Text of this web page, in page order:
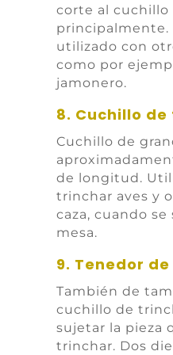
corte al cuchillo
principalmente.
utilizado con
como por
jamonero.
8. Cuchillo
Cuchillo de
de longitud.
trinchar aves y
caza, cuando
mesa.
9. Tenedor
También de
cuchillo de
sujetar la pieza
trinchar. Dos